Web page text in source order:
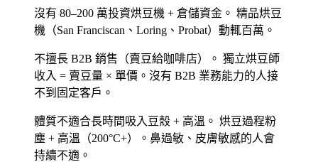
沒有 80–200 萬投資烘豆機 + 倉儲資金。 精品烘豆
機（San Franciscan、Loring、Probat）動輒百萬。
不擅長 B2B 銷售（賣豆給咖啡店）。 獨立烘豆師
收入 = 賣豆量 × 單價。沒有 B2B 業務能力的人接
不到固定客戶。
體質不適合長時間吸入豆殼 + 高溫。 烘豆過程粉
塵 + 高溫（200°C+）。鼻過敏、皮膚敏感的人會
持續不適。